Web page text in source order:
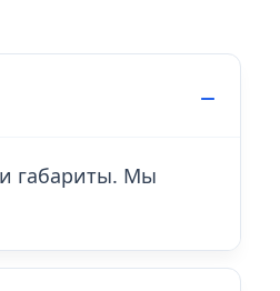
и габариты. Мы